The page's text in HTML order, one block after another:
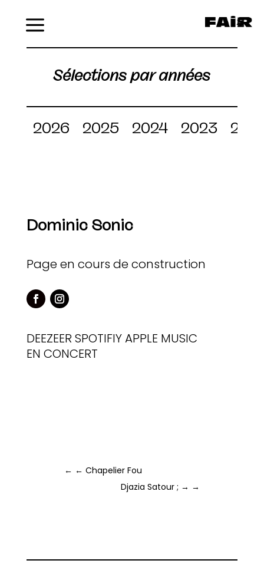
Sélections par années
2026 2025 2024 2023
Dominic Sonic
Page en cours de construction
DEEZEER SPOTIFIYAPPLE MUSIC
EN CONCERT
← ← Chapelier Fou
Djazia Satour ; → →